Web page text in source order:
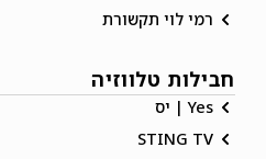
רמי לוי תקשורת
חבילות טלווזיה
Yes | יס
STING TV